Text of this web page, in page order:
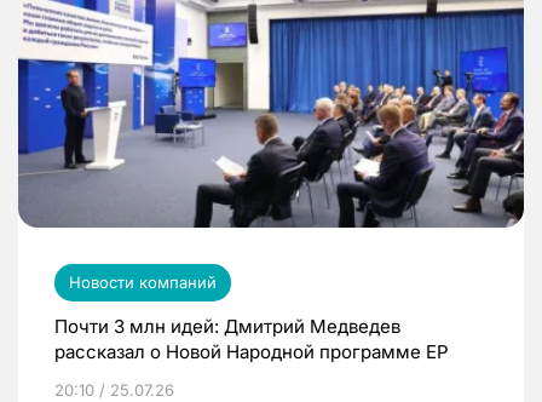
Новости компаний
Почти 3 млн идей: Дмитрий Медведев
рассказал о Новой Народной программе ЕР
20:10 / 25.07.26